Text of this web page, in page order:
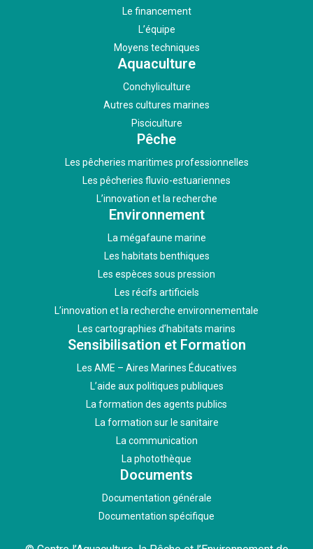
Le financement
L’équipe
Moyens techniques
Aquaculture
Conchyliculture
Autres cultures marines
Pisciculture
Pêche
Les pêcheries maritimes professionnelles
Les pêcheries fluvio-estuariennes
L’innovation et la recherche
Environnement
La mégafaune marine
Les habitats benthiques
Les espèces sous pression
Les récifs artificiels
L’innovation et la recherche environnementale
Les cartographies d’habitats marins
Sensibilisation et Formation
Les AME – Aires Marines Éducatives
L’aide aux politiques publiques
La formation des agents publics
La formation sur le sanitaire
La communication
La photothèque
Documents
Documentation générale
Documentation spécifique